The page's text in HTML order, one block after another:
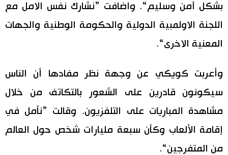
سياسة
اقتصاد
مجتمع
لايف ستايل
المطبخ الياباني
بشكل آمن وسليم“. واضافت ”نشارك نفس الامل مع
اللجنة الاولمبية الدولية والحكومة الوطنية والجهات
المعنية الاخرى“.
وأعربت كويكي عن وجهة نظر مفادها أن الناس
سيكونون قادرين على الشعور بالتكاتف من خلال
مشاهدة المباريات على التلفزيون. وقالت ”نأمل في
إقامة الألعاب وكأن سبعة مليارات شخص حول العالم
من المتفرجين“.